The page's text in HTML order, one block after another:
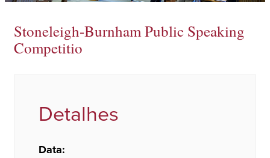
Stoneleigh-Burnham Public Speaking
Competitio
Detalhes
Data: